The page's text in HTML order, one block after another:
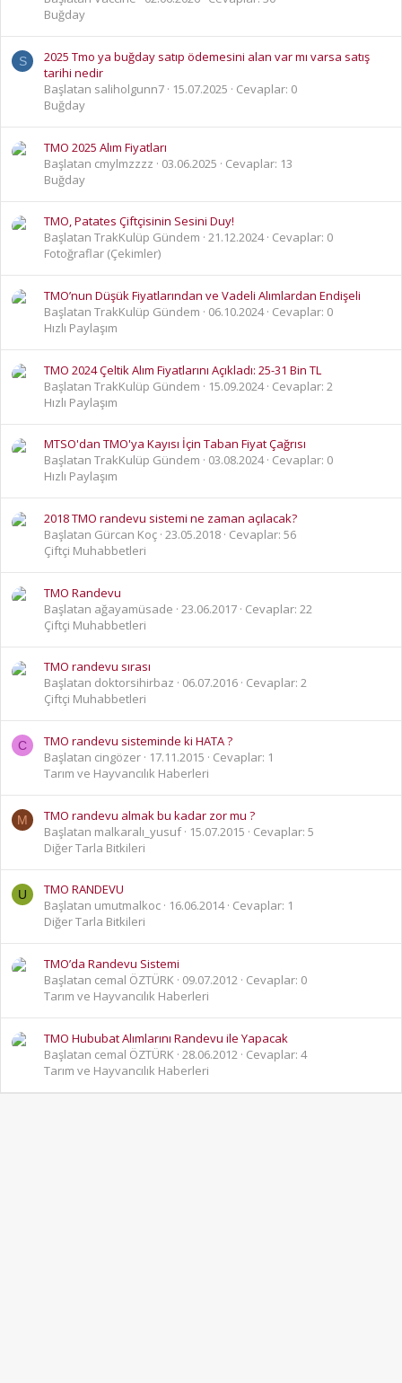
Buğday
S
2025 Tmo ya buğday satıp ödemesini alan var mı varsa satış
tarihi nedir
Başlatan saliholgunn7
15.07.2025
Cevaplar: 0
Buğday
TMO 2025 Alım Fiyatları
Başlatan cmylmzzzz
03.06.2025
Cevaplar: 13
Buğday
TMO, Patates Çiftçisinin Sesini Duy!
Başlatan TrakKulüp Gündem 21.12.2024 Cevaplar: 0
Fotoğraflar (Çekimler)
TMO’nun Düşük Fiyatlarından ve Vadeli Alımlardan Endişeli
Başlatan TrakKulüp Gündem
06.10.2024 Cevaplar: 0
Hızlı Paylaşım
TMO 2024 Çeltik Alım Fiyatlarını Açıkladı: 25-31 Bin TL
Başlatan TrakKulüp Gündem
15.09.2024 Cevaplar: 2
Hızlı Paylaşım
MTSO'dan TMO'ya Kayısı İçin Taban Fiyat Çağrısı
Başlatan TrakKulüp Gündem
03.08.2024 Cevaplar: 0
Hızlı Paylaşım
2018 TMO randevu sistemi ne zaman açılacak?
Başlatan Gürcan Koç 23.05.2018 Cevaplar: 56
Çiftçi Muhabbetleri
TMO Randevu
Başlatan ağayamüsade 23.06.2017 Cevaplar: 22
Çiftçi Muhabbetleri
TMO randevu sırası
Başlatan doktorsihirbaz
06.07.2016 Cevaplar: 2
Çiftçi Muhabbetleri
C
TMO randevu sisteminde ki HATA ?
Başlatan cingözer
17.11.2015
Cevaplar: 1
Tarım ve Hayvancılık Haberleri
M
TMO randevu almak bu kadar zor mu ?
Başlatan malkaralı_yusuf
15.07.2015
Cevaplar: 5
Diğer Tarla Bitkileri
U
TMO RANDEVU
Başlatan umutmalkoc
16.06.2014 Cevaplar: 1
Diğer Tarla Bitkileri
TMO’da Randevu Sistemi
Başlatan cemal ÖZTÜRK 09.07.2012 Cevaplar: 0
Tarım ve Hayvancılık Haberleri
TMO Hububat Alımlarını Randevu ile Yapacak
Başlatan cemal ÖZTÜRK 28.06.2012 Cevaplar: 4
Tarım ve Hayvancılık Haberleri